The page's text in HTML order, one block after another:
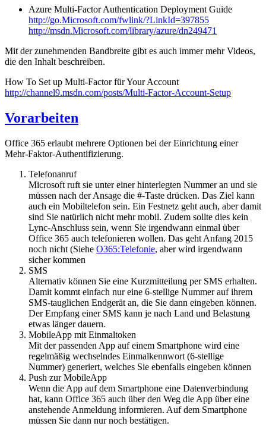
Azure Multi-Factor Authentication Deployment Guide
http://go.Microsoft.com/fwlink/?LinkId=397855
http://msdn.Microsoft.com/library/azure/dn249471
Mit der zunehmenden Bandbreite gibt es auch immer mehr Videos,
die den Inhalt beschreiben.
How To Set up Multi-Factor für Your Account
http://channel9.msdn.com/posts/Multi-Factor-Account-Setup
Vorarbeiten
Office 365 erlaubt mehrere Optionen bei der Einrichtung einer
Mehr-Faktor-Authentifizierung.
Telefonanruf
Microsoft ruft sie unter einer hinterlegten Nummer an und sie
müssen nach der Ansage die #-Taste drücken. Das Ziel kann
auch ein Mobiltelefon sein. Ein Festnetz geht auch, aber damit
sind Sie natürlich nicht mehr mobil. Zudem sollte dies kein
Lync-Anschluss sein, wenn Sie irgendwann einmal über
Office 365 auch telefonieren wollen. Das geht Anfang 2015
noch nicht (Siehe O365:Telefonie, aber wird irgendwann
sicher kommen
SMS
Alternativ können Sie eine Kurzmitteilung per SMS erhalten.
Damit kommt einfach nur eine 6-stellige Nummer auf ihrem
SMS-tauglichen Endgerät an, die Sie dann eingeben können.
Der Empfang einer SMS kann je nach Land und Belastung
etwas länger dauern.
MobileApp mit Einmaltoken
Mit der passenden App auf einem Smartphone wird eine
regelmäßig wechselndes Einmalkennwort (6-stellige
Nummer) generiert, welches Sie ebenfalls eingeben können
Push zur MobileApp
Wenn die App auf dem Smartphone eine Datenverbindung
hat, kann Office 365 auch über den Weg die App über eine
anstehende Anmeldung informieren. Auf dem Smartphone
müssen Sie dann nur noch bestätigen.